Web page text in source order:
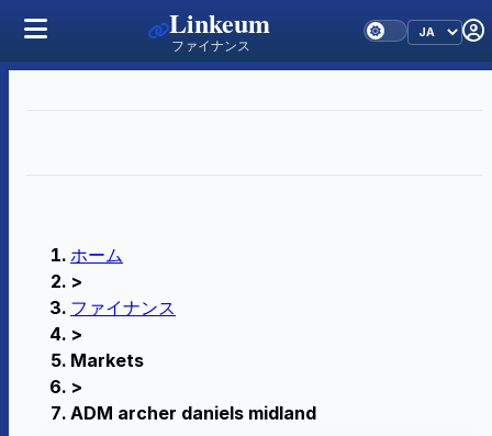
Linkeum
ファイナンス
ホーム
>
ファイナンス
>
Markets
>
ADM archer daniels midland